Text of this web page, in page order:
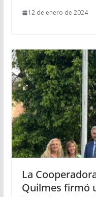
12 de enero de 2024
La
Quilmes firmó